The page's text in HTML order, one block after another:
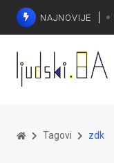
NAJNOVIJE
Tagovi zdk